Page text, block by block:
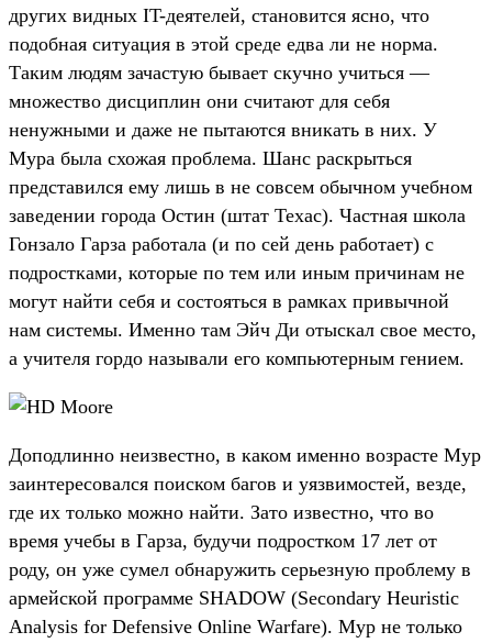
других видных IT-деятелей, становится ясно, что
подобная ситуация в этой среде едва ли не норма.
Таким людям зачастую бывает скучно учиться —
множество дисциплин они считают для себя
ненужными и даже не пытаются вникать в них. У
Мура была схожая проблема. Шанс раскрыться
представился ему лишь в не совсем обычном учебном
заведении города Остин (штат Техас). Частная школа
Гонзало Гарза работала (и по сей день работает) с
подростками, которые по тем или иным причинам не
могут найти себя и состояться в рамках привычной
нам системы. Именно там Эйч Ди отыскал свое место,
а учителя гордо называли его компьютерным гением.
Доподлинно неизвестно, в каком именно возрасте Мур
заинтересовался поиском багов и уязвимостей, везде,
где их только можно найти. Зато известно, что во
время учебы в Гарза, будучи подростком 17 лет от
роду, он уже сумел обнаружить серьезную проблему в
армейской программе SHADOW (Secondary Heuristic
Analysis for Defensive Online Warfare). Мур не только